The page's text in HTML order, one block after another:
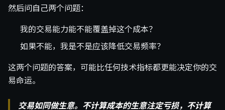
然后问自己两个问题：
我的交易能力能不能覆盖掉这个成本？
如果不能，我是不是应该降低交易频率？
这两个问题的答案，可能比任何技术指标都更能决定你的交
易命运。
交易如同做生意。不计算成本的生意注定亏损，不计算